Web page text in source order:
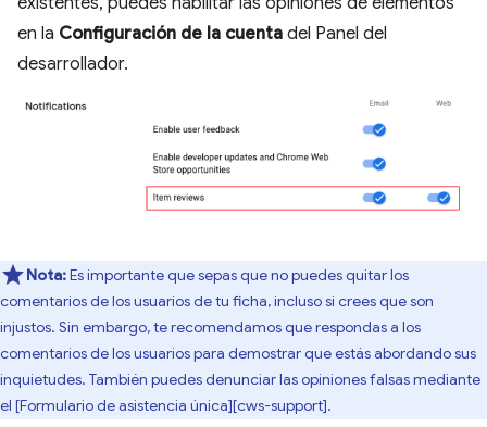
en la Configuración de la cuenta del Panel del
desarrollador.
Nota:Es importante que sepas que no puedes quitar los
comentarios de los usuarios de tu ficha, incluso si crees que son
injustos. Sin embargo, te recomendamos que respondas a los
comentarios de los usuarios para demostrar que estás abordando sus
inquietudes. También puedes denunciar las opiniones falsas mediante
el [Formulario de asistencia única][cws-support].